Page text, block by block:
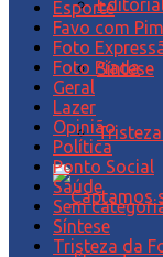
Síntese
Esporte
Favo com
Foto
Foto Piada
Geral
Lazer
Opinião
Política
Ponto Social
Saúde
Sem
Síntese
Tristeza da